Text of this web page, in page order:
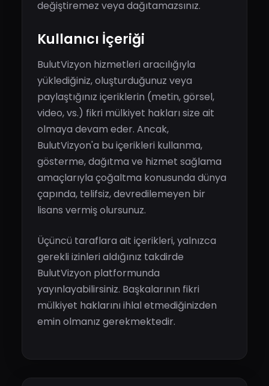
değiştiremez veya dağıtamazsınız.
Kullanıcı İçeriği
BulutVizyon hizmetleri aracılığıyla
yüklediğiniz, oluşturduğunuz veya
paylaştığınız içeriklerin (metin, görsel,
video, vs.) fikri mülkiyet hakları size ait
olmaya devam eder. Ancak,
BulutVizyon'a bu içerikleri kullanma,
gösterme, dağıtma ve hizmet sağlama
amaçlarıyla çoğaltma konusunda dünya
çapında, telifsiz, devredilemeyen bir
lisans vermiş olursunuz.
Üçüncü taraflara ait içerikleri, yalnızca
gerekli izinleri aldığınız takdirde
BulutVizyon platformunda
yayınlayabilirsiniz. Başkalarının fikri
mülkiyet haklarını ihlal etmediğinizden
emin olmanız gerekmektedir.